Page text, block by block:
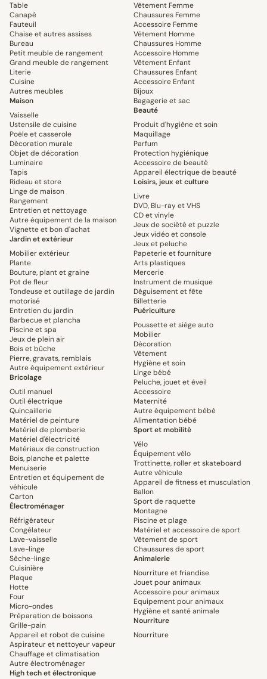
Table
Canapé
Fauteuil
Chaise et autres assises
Bureau
Petit meuble de rangement
Grand meuble de rangement
Literie
Cuisine
Autres meubles
Maison
Vaisselle
Ustensile de cuisine
Poêle et casserole
Décoration murale
Objet de décoration
Luminaire
Tapis
Rideau et store
Linge de maison
Rangement
Entretien et nettoyage
Autre équipement de la maison
Vignette et bon d'achat
Jardin et extérieur
Mobilier extérieur
Plante
Bouture, plant et graine
Pot de fleur
Tondeuse et outillage de jardin
motorisé
Entretien du jardin
Barbecue et plancha
Piscine et spa
Jeux de plein air
Bois et bûche
Pierre, gravats, remblais
Autre équipement extérieur
Bricolage
Outil manuel
Outil électrique
Quincaillerie
Matériel de peinture
Matériel de plomberie
Matériel d'électricité
Matériaux de construction
Bois, planche et palette
Menuiserie
Entretien et équipement de
véhicule
Carton
Électroménager
Réfrigérateur
Congélateur
Lave-vaisselle
Lave-linge
Sèche-linge
Cuisinière
Plaque
Hotte
Four
Micro-ondes
Préparation de boissons
Grille-pain
Appareil et robot de cuisine
Aspirateur et nettoyeur vapeur
Chauffage et climatisation
Autre électroménager
High tech et électronique
Vêtement Femme
Chaussures Femme
Accessoire Femme
Vêtement Homme
Chaussures Homme
Accessoire Homme
Vêtement Enfant
Chaussures Enfant
Accessoire Enfant
Bijoux
Bagagerie et sac
Beauté
Produit d'hygiène et soin
Maquillage
Parfum
Protection hygiénique
Accessoire de beauté
Appareil électrique de beauté
Loisirs, jeux et culture
Livre
DVD, Blu-ray et VHS
CD et vinyle
Jeux de société et puzzle
Jeux vidéo et console
Jeux et peluche
Papeterie et fourniture
Arts plastiques
Mercerie
Instrument de musique
Déguisement et fête
Billetterie
Puériculture
Poussette et siège auto
Mobilier
Décoration
Vêtement
Hygiène et soin
Linge bébé
Peluche, jouet et éveil
Accessoire
Maternité
Autre équipement bébé
Alimentation bébé
Sport et mobilité
Vélo
Équipement vélo
Trottinette, roller et skateboard
Autre véhicule
Appareil de fitness et musculation
Ballon
Sport de raquette
Montagne
Piscine et plage
Matériel et accessoire de sport
Vêtement de sport
Chaussures de sport
Animalerie
Nourriture et friandise
Jouet pour animaux
Accessoire pour animaux
Equipement pour animaux
Hygiène et santé animale
Nourriture
Nourriture